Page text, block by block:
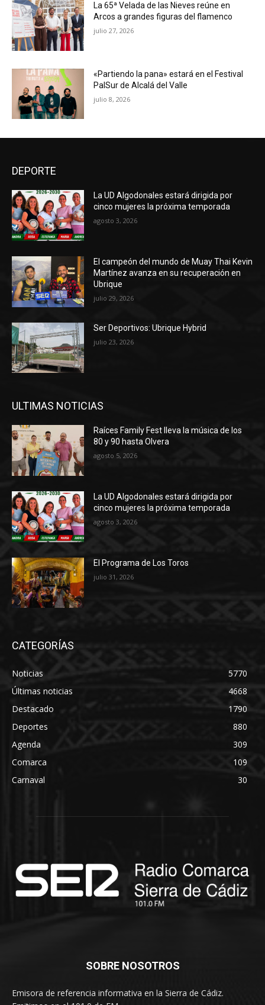
La 65ª Velada de las Nieves reúne en
Arcos a grandes figuras del flamenco
julio 27, 2026
«Partiendo la pana» estará en el Festival
PalSur de Alcalá del Valle
julio 8, 2026
DEPORTE
La UD Algodonales estará dirigida por
cinco mujeres la próxima temporada
agosto 3, 2026
El campeón del mundo de Muay Thai Kevin
Martínez avanza en su recuperación en
Ubrique
julio 29, 2026
Ser Deportivos: Ubrique Hybrid
julio 23, 2026
ULTIMAS NOTICIAS
Raíces Family Fest lleva la música de los
80 y 90 hasta Olvera
agosto 5, 2026
La UD Algodonales estará dirigida por
cinco mujeres la próxima temporada
agosto 3, 2026
El Programa de Los Toros
julio 31, 2026
CATEGORÍAS
Noticias
5770
Últimas noticias
4668
Destacado
1790
Deportes
880
Agenda
309
Comarca
109
Carnaval
30
SOBRE NOSOTROS
Emisora de referencia informativa en la Sierra de Cádiz.